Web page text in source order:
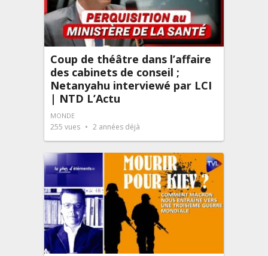
Coup de théâtre dans l’affaire
des cabinets de conseil ;
Netanyahu interviewé par LCI
| NTD L’Actu
MONDE
255 vues 2 années déjà